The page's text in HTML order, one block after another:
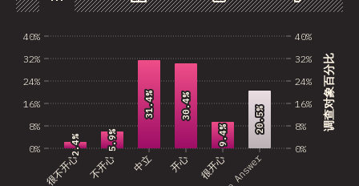
数据 分享 自定义数据
0%
8%
16%
24%
32%
40%
调查对象百分比
很不开心 不开心 中立 开心 很开心No Answer
0%
8%
16%
24%
32%
40%
2.4%
2.4% 5.9%
5.9%
31.4%
31.4% 30.4%
30.4%
9.4%
9.4%
20.5%
20.5%